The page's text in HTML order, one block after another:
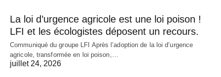
La loi d’urgence agricole est une loi poison !
LFI et les écologistes déposent un recours.
Communiqué du groupe LFI Après l’adoption de la loi d’urgence
agricole, transformée en loi poison,…
juillet 24, 2026